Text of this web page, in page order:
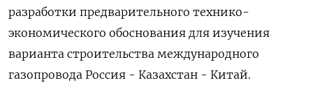
разработки предварительного технико-
экономического обоснования для изучения
варианта строительства международного
газопровода Россия - Казахстан - Китай.